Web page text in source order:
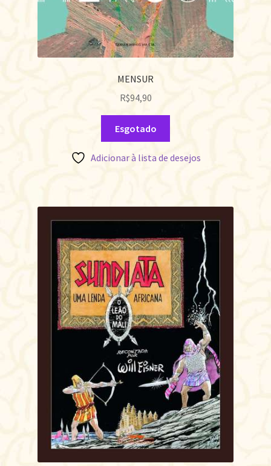
MENSUR
R$94,90
Esgotado
Adicionar à lista de desejos